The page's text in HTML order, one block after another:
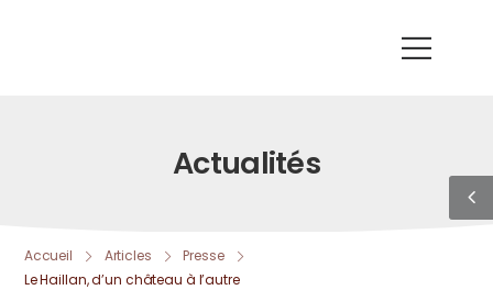
Actualités
Accueil Articles
Presse
Le Haillan, d’un château à l’autre